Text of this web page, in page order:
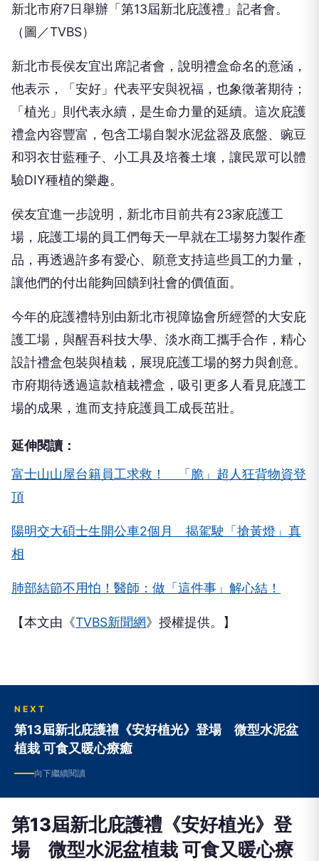
新北市府7日舉辦「第13屆新北庇護禮」記者會。
（圖／TVBS）
新北市長侯友宜出席記者會，說明禮盒命名的意涵，
他表示，「安好」代表平安與祝福，也象徵著期待；
「植光」則代表永續，是生命力量的延續。這次庇護
禮盒內容豐富，包含工場自製水泥盆器及底盤、豌豆
和羽衣甘藍種子、小工具及培養土壤，讓民眾可以體
驗DIY種植的樂趣。
侯友宜進一步說明，新北市目前共有23家庇護工
場，庇護工場的員工們每天一早就在工場努力製作產
品，再透過許多有愛心、願意支持這些員工的力量，
讓他們的付出能夠回饋到社會的價值面。
今年的庇護禮特別由新北市視障協會所經營的大安庇
護工場，與醒吾科技大學、淡水商工攜手合作，精心
設計禮盒包裝與植栽，展現庇護工場的努力與創意。
市府期待透過這款植栽禮盒，吸引更多人看見庇護工
場的成果，進而支持庇護員工成長茁壯。
延伸閱讀：
富士山山屋台籍員工求救！ 「脆」超人狂背物資登
頂
陽明交大碩士生開公車2個月 揭駕駛「搶黃燈」真
相
肺部結節不用怕！醫師：做「這件事」解心結！
【本文由《TVBS新聞網》授權提供。】
NEXT
第13屆新北庇護禮《安好植光》登場 微型水泥盆
植栽 可食又暖心療癒
向下繼續閱讀
第13屆新北庇護禮《安好植光》登
場 微型水泥盆植栽 可食又暖心療